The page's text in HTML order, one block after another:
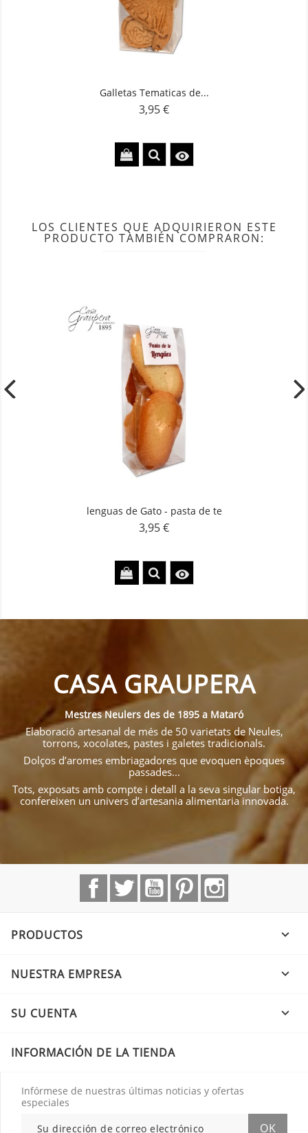
Galletas Tematicas de...
Precio
3,95 €

LOS CLIENTES QUE ADQUIRIERON ESTE
PRODUCTO TAMBIÉN COMPRARON:
lenguas de Gato - pasta de te
Precio
3,95 €

CASA GRAUPERA
Mestres Neulers des de 1895 a Mataró
Elaboració artesanal de més de 50 varietats de Neules,
torrons, xocolates, pastes i galetes tradicionals.
Dolços d’aromes embriagadores que evoquen èpoques
passades...
Tots, exposats amb compte i detall a la seva singular botiga,
confereixen un univers d’artesania alimentaria innovada.
FacebookTwitter YouTubePinterest
PRODUCTOS 
NUESTRA EMPRESA 
SU CUENTA 
INFORMACIÓN DE LA TIENDA
Infórmese de nuestras últimas noticias y ofertas
especiales